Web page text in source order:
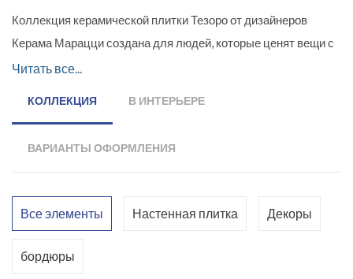
Коллекция керамической плитки Тезоро от дизайнеров
Керама Марацци создана для людей, которые ценят вещи с
историей. В коллекции предложен материал для стен с
кирпич был любимым материалом в лофте, то сейчас его
помещении. Матовая керамическая плитка предложена в
коллекцию входят декоры с металлизированным
Читать все...
КОЛЛЕКЦИЯ В ИНТЕРЬЕРЕ
ВАРИАНТЫ ОФОРМЛЕНИЯ
Все элементы Настенная плитка Декоры
бордюры